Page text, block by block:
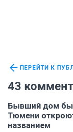
ПЕРЕЙТИ К
43
Бывший дом
Тюмени
названием